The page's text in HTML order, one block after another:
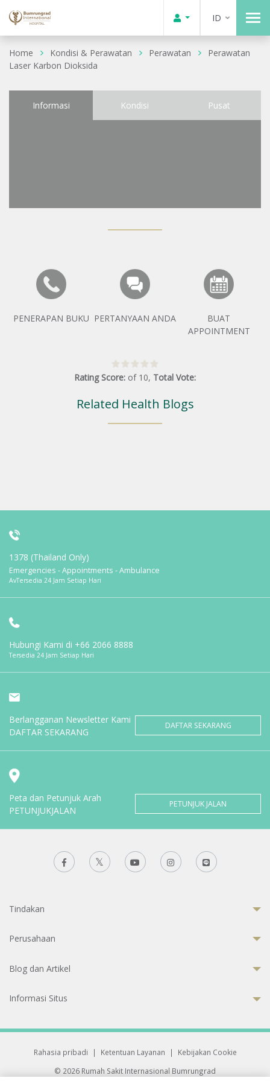
ID
Home Kondisi & Perawatan Perawatan
Perawatan
Laser Karbon Dioksida
Informasi Kondisi Pusat
PENERAPAN BUKU PERTANYAAN ANDA
BUAT
APPOINTMENT
Rating Score: of 10, Total Vote:
Related Health Blogs
1378 (Thailand Only)
Emergencies - Appointments - Ambulance
AvTersedia 24 Jam Setiap Hari
Hubungi Kami di +66 2066 8888
Tersedia 24 Jam Setiap Hari
Berlangganan Newsletter Kami
DAFTAR SEKARANG
DAFTAR SEKARANG
Peta dan Petunjuk Arah
PETUNJUKJALAN
PETUNJUK JALAN
Tindakan
Perusahaan
Blog dan Artikel
Informasi Situs
Rahasia pribadi | Ketentuan Layanan |
Kebijakan Cookie
© 2026 Rumah Sakit Internasional Bumrungrad